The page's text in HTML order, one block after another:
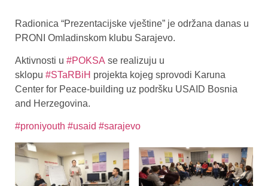
Radionica “Prezentacijske vještine” je održana danas u
PRONI Omladinskom klubu Sarajevo.
Aktivnosti u #POKSA se realizuju u
sklopu #STaRBiH projekta kojeg sprovodi Karuna
Center for Peace-building uz podršku USAID Bosnia
and Herzegovina.
#proniyouth #usaid #sarajevo